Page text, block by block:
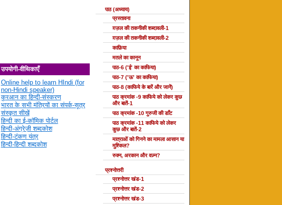
उपयोगी-वीथिकाएँ
Online help to learn HIndi (for
non-Hindi speaker)
कुरआन का हिन्दी-संस्करण
भारत के सभी मंत्रियों का संपर्क-सूत्र
संस्कृत सीखें
हिन्दी का ई-कॉमिक पोर्टल
हिन्दी-अंग्रेज़ी शब्दकोश
हिन्दी-टंकण यंत्र
हिन्दी-हिन्दी शब्दकोश
पाठ (अध्याय)
प्रस्तावना
ग़ज़ल की तकनीकी शब्दावली-1
ग़ज़ल की तकनीकी शब्दावली-2
काफ़िया
मतले का कानून
पाठ-6 ('ई' का काफिया)
पाठ-7 ('ऊ' का काफिया)
पाठ-8 (काफिये के बारें और जानें)
पाठ क्रमांक -9 काफिये को लेकर कुछ
और बातें-1
पाठ क्रमांक -10 गुरुजी की डाँट
पाठ क्रमांक -11 काफिये को लेकर
कुछ और बातें-2
मात्राओं को गिनने का मामला आसान या
मुश्किल?
रुक्न, अरकान और वज़्न?
प्रश्नोत्तरी
प्रश्नोत्तर खंड-1
प्रश्नोत्तर खंड-2
प्रश्नोत्तर खंड-3